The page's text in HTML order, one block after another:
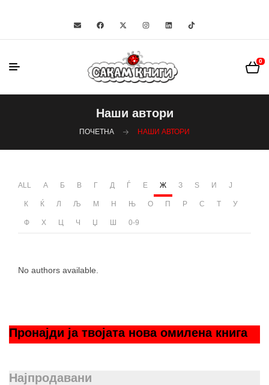
0
Наши автори
ПОЧЕТНА НАШИ АВТОРИ
ALL А Б В Г Д Ѓ Е Ж З Ѕ И Ј
К Ќ Л Љ М Н Њ О П Р С Т У
Ф Х Ц Ч Џ Ш 0-9
No authors available.
Пронаjди jа твоjата нова омилена книга
Најпродавани